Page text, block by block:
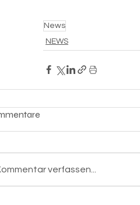
News
NEWS
verfassen...